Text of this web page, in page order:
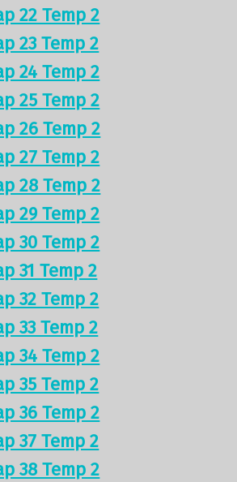
22 Temp 2
23 Temp 2
24 Temp 2
25 Temp 2
26 Temp 2
27 Temp 2
28 Temp 2
29 Temp 2
30 Temp 2
31 Temp 2
32 Temp 2
33 Temp 2
34 Temp 2
35 Temp 2
36 Temp 2
37 Temp 2
38 Temp 2